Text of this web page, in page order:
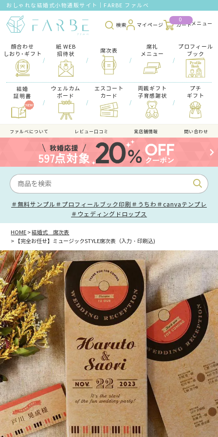
おしゃれな結婚式小物通販サイト｜FARBE ファルベ
検索 マイページ
0
カート
顔合わせ
しおり･ギフト
/
紙 WEB
招待状
/
席次表
/
席礼
メニュー
/
プロフィール
ブック
結婚
証明書
/
ウェルカム
ボード
/
エスコート
カード
/
両親ギフト
子育感謝状
/
プチ
ギフト
ファルべについて レビュー口コミ 実店舗情報 問い合わせ
＃無料サンプル ＃プロフィールブック印刷 ＃うちわ ＃canvaテンプレ
＃ウェディングドロップス
HOME
結婚式 席次表
【完全お任せ】ミュージックSTYLE席次表（入力・印刷込)